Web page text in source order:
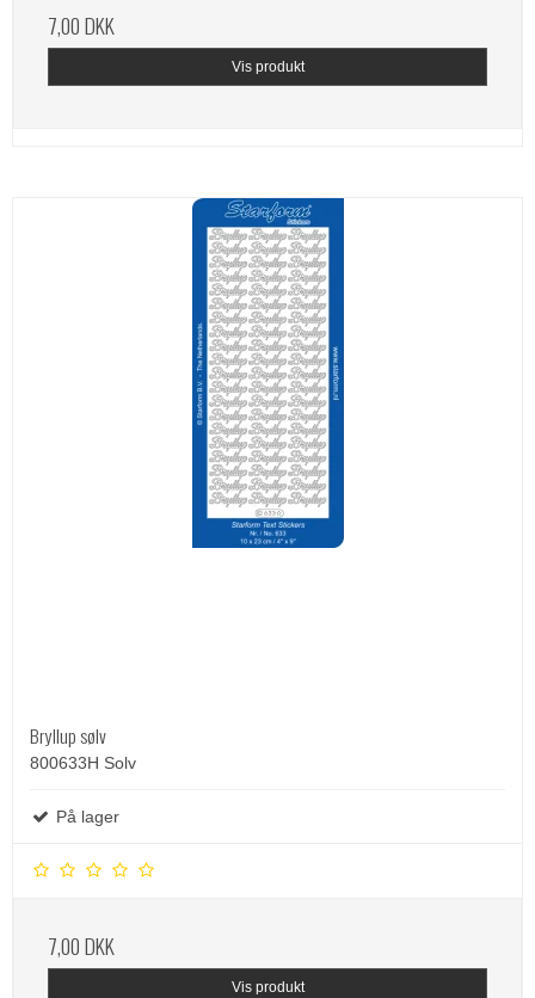
7,00 DKK
Vis produkt
Bryllup sølv
800633H Solv
På lager
7,00 DKK
Vis produkt